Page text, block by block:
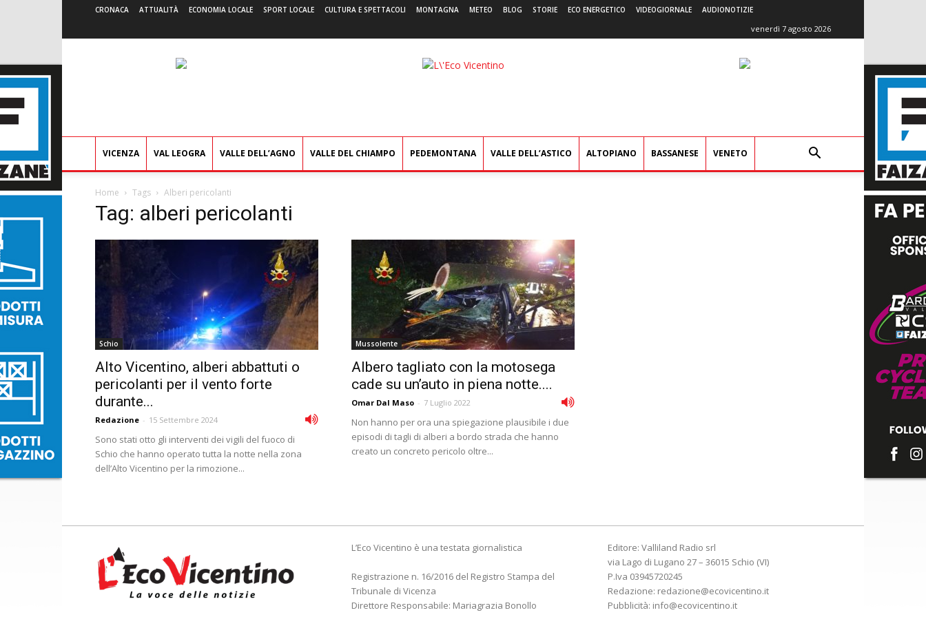
CRONACA ATTUALITÀ ECONOMIA LOCALE SPORT LOCALE CULTURA E SPETTACOLI MONTAGNA METEO BLOG STORIE ECO ENERGETICO VIDEOGIORNALE AUDIONOTIZIE
venerdì 7 agosto 2026
L'Eco
VICENZA VAL LEOGRA VALLE DELL’AGNO VALLE DEL CHIAMPO PEDEMONTANA VALLE DELL’ASTICO ALTOPIANO BASSANESE VENETO
Home Tags Alberi pericolanti
Tag: alberi pericolanti
Schio
Alto Vicentino, alberi abbattuti o
pericolanti per il vento forte
durante...
Redazione - 15 Settembre 2024
Sono stati otto gli interventi dei vigili del fuoco di
Schio che hanno operato tutta la notte nella zona
dell’Alto Vicentino per la rimozione...
Mussolente
Albero tagliato con la motosega
cade su un’auto in piena notte....
Omar Dal Maso - 7 Luglio 2022
Non hanno per ora una spiegazione plausibile i due
episodi di tagli di alberi a bordo strada che hanno
creato un concreto pericolo oltre...
L’Eco Vicentino è una testata giornalistica
Registrazione n. 16/2016 del Registro Stampa del
Tribunale di Vicenza
Direttore Responsabile: Mariagrazia Bonollo
Editore: Valliland Radio srl
via Lago di Lugano 27 – 36015 Schio (VI)
P.Iva 03945720245
Redazione: redazione@ecovicentino.it
Pubblicità: info@ecovicentino.it